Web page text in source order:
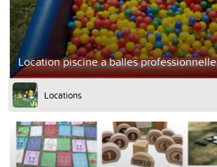
Location piscine a balles professionnelle
Locations